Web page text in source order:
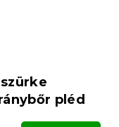
szürke
pléd